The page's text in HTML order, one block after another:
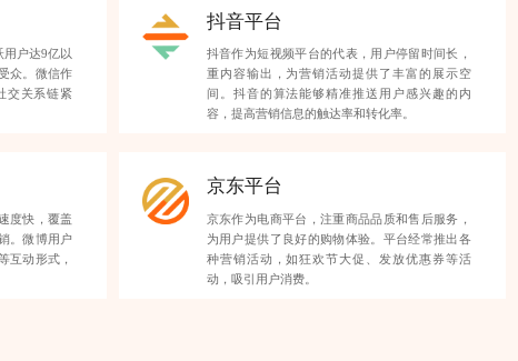
用户达9亿以
众。微信作
交关系链紧
抖音平台
抖音作为短视频平台的代表，用户停留时间长，
重内容输出，为营销活动提供了丰富的展示空
间。抖音的算法能够精准推送用户感兴趣的内
容，提高营销信息的触达率和转化率。
度快，覆盖
。微博用户
互动形式，
京东平台
京东作为电商平台，注重商品品质和售后服务，
为用户提供了良好的购物体验。平台经常推出各
种营销活动，如狂欢节大促、发放优惠券等活
动，吸引用户消费。